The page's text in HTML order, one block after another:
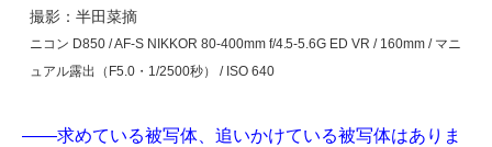
撮影：半田菜摘
ニコン D850 / AF-S NIKKOR 80-400mm f/4.5-5.6G ED VR / 160mm / マニ
ュアル露出（F5.0・1/2500秒） / ISO 640
――求めている被写体、追いかけている被写体はありま